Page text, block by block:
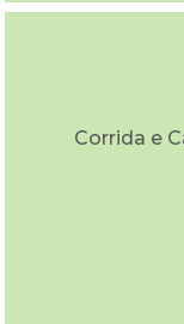
Corrida e